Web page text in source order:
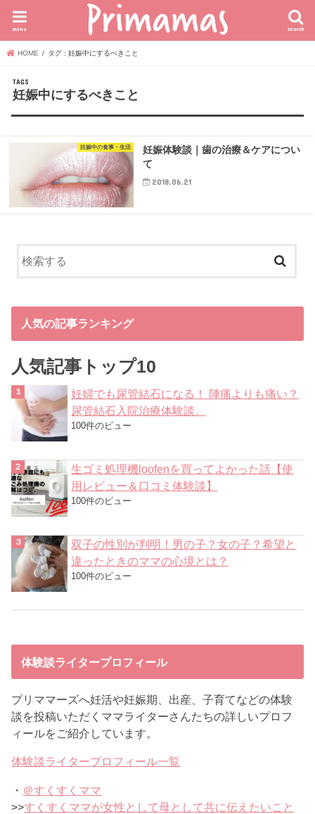
search
menu
HOME タグ : 妊娠中にするべきこと
妊娠中にするべきこと
妊娠中の食事・生活
妊娠体験談｜歯の治療＆ケアについ
て
2018.06.21
人気の記事ランキング
人気記事トップ10
妊婦でも尿管結石になる！ 陣痛よりも痛い？
尿管結石入院治療体験談。
100件のビュー
生ゴミ処理機loofenを買ってよかった話【使
用レビュー＆口コミ体験談】
100件のビュー
双子の性別が判明！男の子？女の子？希望と
違ったときのママの心境とは？
100件のビュー
体験談ライタープロフィール
プリママーズへ妊活や妊娠期、出産、子育てなどの体験
談を投稿いただくママライターさんたちの詳しいプロフ
ィールをご紹介しています。
体験談ライタープロフィール一覧
・ ＠すくすくママ
>>すくすくママが女性として母として共に伝えたいこと